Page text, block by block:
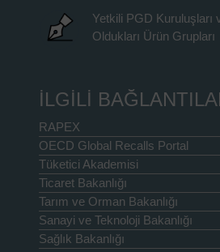
Yetkili PGD Kuruluşları
Oldukları Ürün Grupları
İLGİLİ
RAPEX
OECD Global Recalls Portal
Tüketici Akademisi
Ticaret Bakanlığı
Tarım ve Orman Bakanlığı
Sanayi ve Teknoloji Bakanlığı
Sağlık Bakanlığı